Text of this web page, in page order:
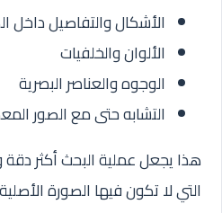
الأشكال والتفاصيل داخل
الألوان والخلفيات
الوجوه والعناصر البصرية
التشابه حتى مع الصور
هذا يجعل عملية البحث أكثر
التي لا تكون فيها الصورة